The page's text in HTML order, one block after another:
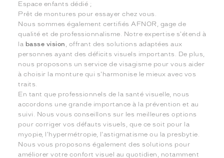
Espace enfants dédié ;
Prêt de montures pour essayer chez vous.
Nous sommes également certifiés AFNOR, gage de
qualité et de professionnalisme. Notre expertise s'étend à
la basse vision , offrant des solutions adaptées aux
personnes ayant des déficits visuels importants. De plus,
nous proposons un service de visagisme pour vous aider
à choisir la monture qui s'harmonise le mieux avec vos
traits.
En tant que professionnels de la santé visuelle, nous
accordons une grande importance à la prévention et au
suivi. Nous vous conseillons sur les meilleures options
pour corriger vos défauts visuels, que ce soit pour la
myopie, l'hypermétropie, l'astigmatisme ou la presbytie.
Nous vous proposons également des solutions pour
améliorer votre confort visuel au quotidien, notamment